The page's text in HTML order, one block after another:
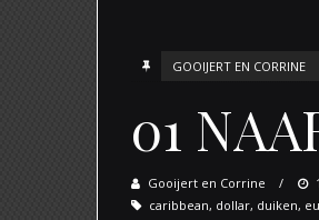
GOOIJERT EN CORRINE
01
Gooijert en Corrine
caribbean, dollar, duiken,